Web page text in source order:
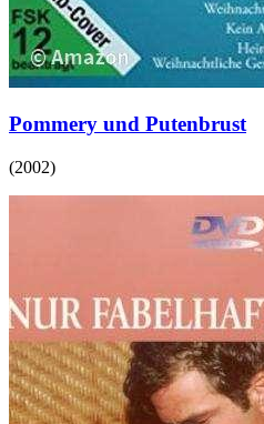
Pommery und Putenbrust
(2002)